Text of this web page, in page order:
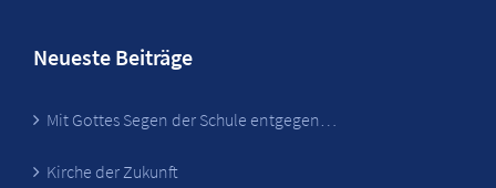
Neueste Beiträge
Mit Gottes Segen der Schule entgegen…
Kirche der Zukunft